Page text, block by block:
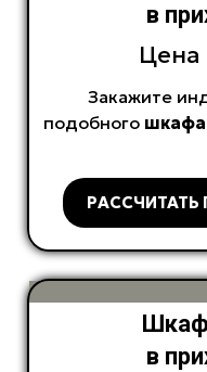
в
Цена
Закажите
подобного
в